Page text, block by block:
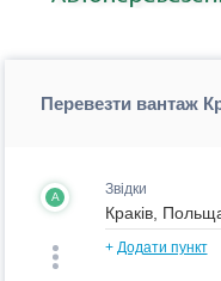
Перевезти вантаж
A Звідки
+ Додати пункт